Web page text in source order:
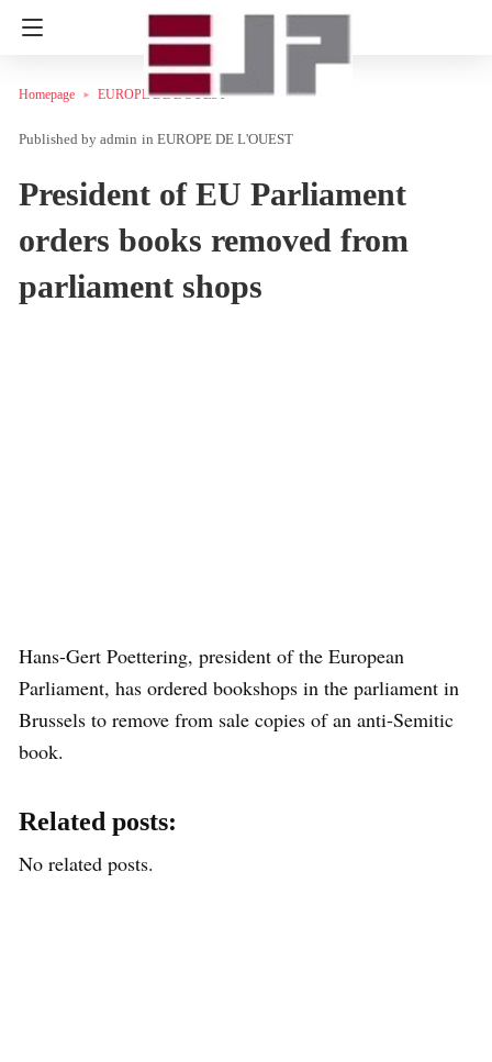
Homepage EUROPE DE L'OUEST
admin in EUROPE DE L'OUEST
President of EU Parliament
orders books removed from
parliament shops
Hans-Gert Poettering, president of the European
Parliament, has ordered bookshops in the parliament in
Brussels to remove from sale copies of an anti-Semitic
book.
Related posts:
No related posts.